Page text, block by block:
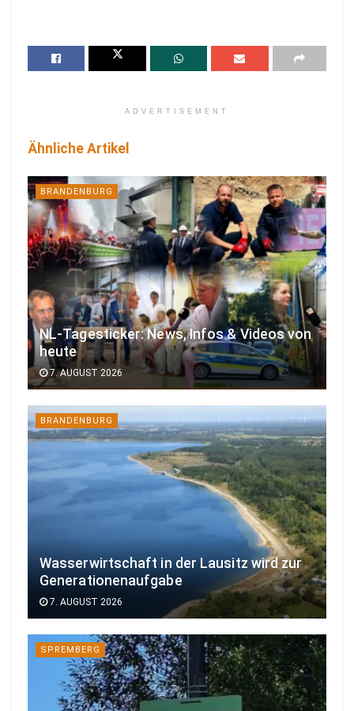
ADVERTISEMENT
Ähnliche Artikel
BRANDENBURG
NL-Tagesticker: News, Infos & Videos von
heute
7. AUGUST 2026
BRANDENBURG
Wasserwirtschaft in der Lausitz wird zur
Generationenaufgabe
7. AUGUST 2026
SPREMBERG